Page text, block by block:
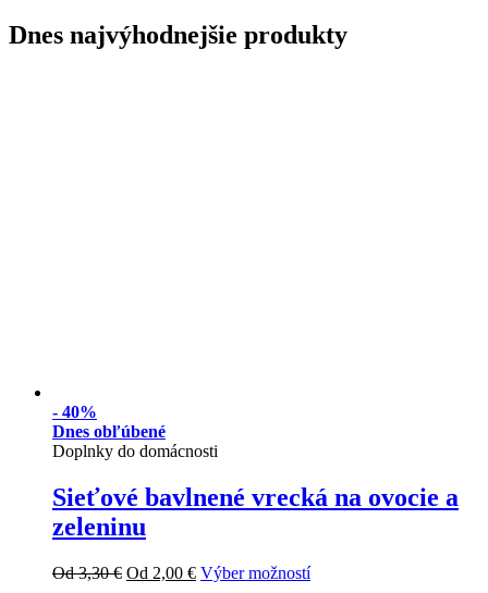
Dnes najvýhodnejšie produkty
- 40%
Dnes obľúbené
Doplnky do domácnosti
Sieťové bavlnené vrecká na ovocie a
zeleninu
Od3,30€ Od 2,00 € Výber možností